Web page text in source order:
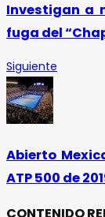
Investigan a
fuga del
Siguiente
Abierto
ATP 500 de